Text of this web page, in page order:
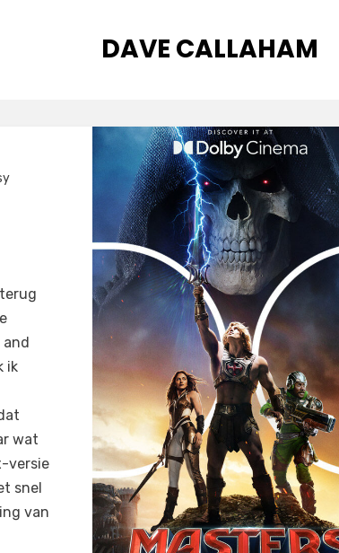
TAG
:
DAVE CALLAHAM
and
ik
wat
versie
snel
van